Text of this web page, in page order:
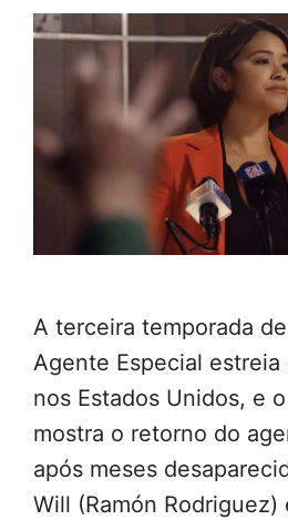
A terceira temporada
Agente Especial estreia
nos Estados Unidos, e
mostra o retorno do
após meses
Will (Ramón Rodriguez)